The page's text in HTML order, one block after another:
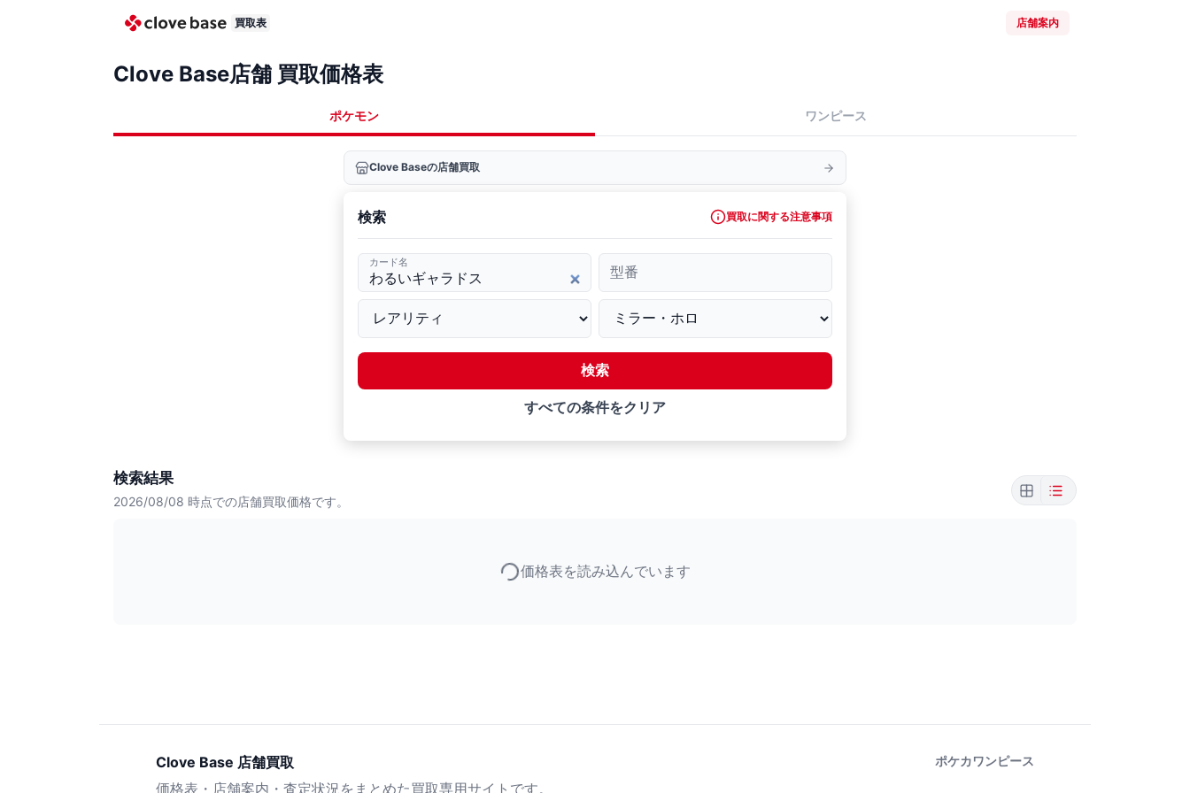
買取表 店舗案内
Clove Base店舗 買取価格表
ポケモン ワンピース
Clove Baseの店舗買取
検索 買取に関する注意事項
カード名
型番
検索
すべての条件をクリア
検索結果
2026/08/08 時点での店舗買取価格です。
価格表を読み込んでいます
Clove Base 店舗買取
価格表・店舗案内・査定状況をまとめた買取専用サイトです。
ポケカワンピース